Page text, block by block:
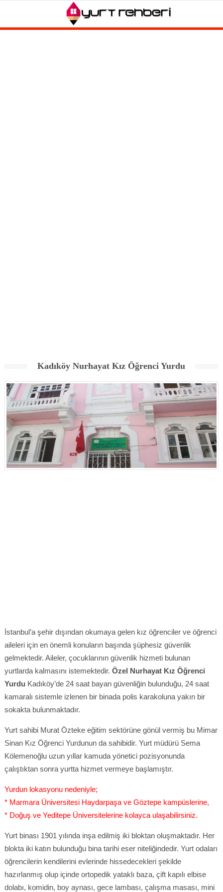
Kadıköy Nurhayat Kız Öğrenci Yurdu
İstanbul’a şehir dışından okumaya gelen kız öğrenciler ve öğrenci
aileleri için en önemli konuların başında şüphesiz güvenlik
gelmektedir. Aileler, çocuklarının güvenlik hizmeti bulunan
yurtlarda kalmasını istemektedir. Özel Nurhayat Kız Öğrenci
Yurdu Kadıköy’de 24 saat bayan güvenliğin bulunduğu, 24 saat
kamaralı sistemle izlenen bir binada polis karakoluna yakın bir
sokakta bulunmaktadır.
Yurt sahibi Murat Özteke eğitim sektörüne gönül vermiş bu Mimar
Sinan Kız Öğrenci Yurdunun da sahibidir. Yurt müdürü Sema
Kölemenoğlu uzun yıllar kamuda yönetici pozisyonunda
çalıştıktan sonra yurtta hizmet vermeye başlamıştır.
Yurdun lokasyonu nedeniyle;
* Marmara Üniversitesi Haydarpaşa ve Göztepe kampüslerine,
* Doğuş ve Yeditepe Üniversitelerine kolayca ulaşabilirsiniz.
Yurt binası 1901 yılında inşa edilmiş iki bloktan oluşmaktadır. Her
blokta iki katın bulunduğu bina tarihi eser niteliğindedir. Yurt odaları
öğrencilerin kendilerini evlerinde hissedecekleri şekilde
hazırlanmış olup içinde ortopedik yataklı baza, çift kapılı elbise
dolabı, komidin, boy aynası, gece lambası, çalışma masası, mini